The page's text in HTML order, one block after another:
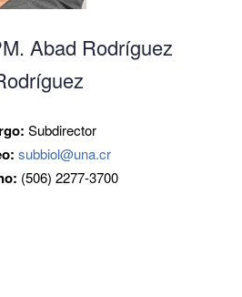
Abad Rodríguez
Subdirector
subbiol@una.cr
(506) 2277-3700